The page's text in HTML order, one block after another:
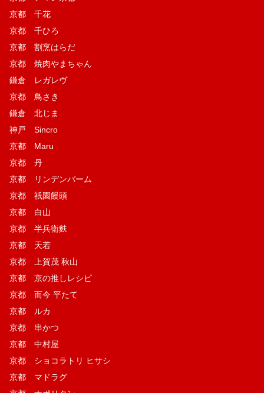
京都 千花
京都 千ひろ
京都 割烹はらだ
京都 焼肉やまちゃん
鎌倉 レガレヴ
京都 鳥さき
鎌倉 北じま
神戸 Sincro
京都 Maru
京都 丹
京都 リンデンバーム
京都 祇園饅頭
京都 白山
京都 半兵衛麩
京都 天若
京都 上賀茂 秋山
京都 京の推しレシピ
京都 而今 平たて
京都 ルカ
京都 串かつ
京都 中村屋
京都 ショコラトリ ヒサシ
京都 マドラグ